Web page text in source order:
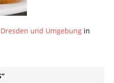
und Umgebung in